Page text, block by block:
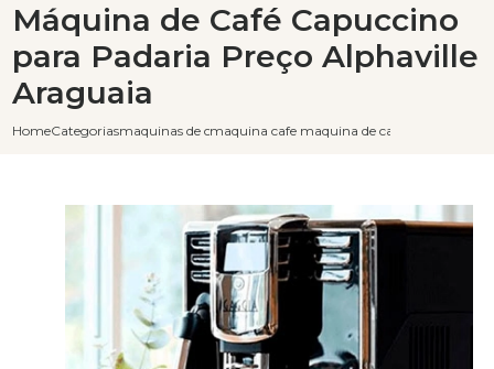
HomeCategoriasmaquinas de cafe capuccino
maquina cafe e capuccinomaquina de cafe capuccino
Máquina de Café Capuccino
para Padaria Preço Alphaville
Araguaia